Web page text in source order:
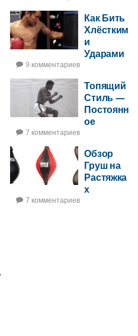
Боксу
Как Бить
Хлёстким
и
Ударами
9 комментариев
Топящий
Стиль —
Постоянн
ое
Блокиро
вки
Ударов
7 комментариев
Обзор
Груш на
Растяжка
х
7 комментариев